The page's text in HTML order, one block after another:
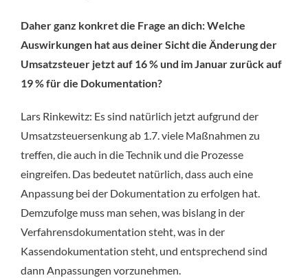
Daher ganz konkret die Frage an dich: Welche
Auswirkungen hat aus deiner Sicht die Änderung der
Umsatzsteuer jetzt auf 16 % und im Januar zurück auf
19 % für die Dokumentation?
Lars Rinkewitz: Es sind natürlich jetzt aufgrund der
Umsatzsteuersenkung ab 1.7. viele Maßnahmen zu
treffen, die auch in die Technik und die Prozesse
eingreifen. Das bedeutet natürlich, dass auch eine
Anpassung bei der Dokumentation zu erfolgen hat.
Demzufolge muss man sehen, was bislang in der
Verfahrensdokumentation steht, was in der
Kassendokumentation steht, und entsprechend sind
dann Anpassungen vorzunehmen.